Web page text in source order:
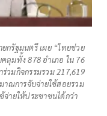
กรัฐมนตรี เผย “ไทยช่วย
ลุมทั้ง 878 อำเภอ ใน 76
วมกิจกรรมรวม 217,619
าณการจับจ่ายใช้สอยรวม
ายให้ประชาชนได้กว่า